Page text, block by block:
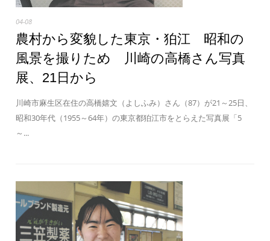
04-08
農村から変貌した東京・狛江 昭和の
風景を撮りため 川崎の高橋さん写真
展、21日から
川崎市麻生区在住の高橋嬉文（よしふみ）さん（87）が21～25日、
昭和30年代（1955～64年）の東京都狛江市をとらえた写真展「5
～...